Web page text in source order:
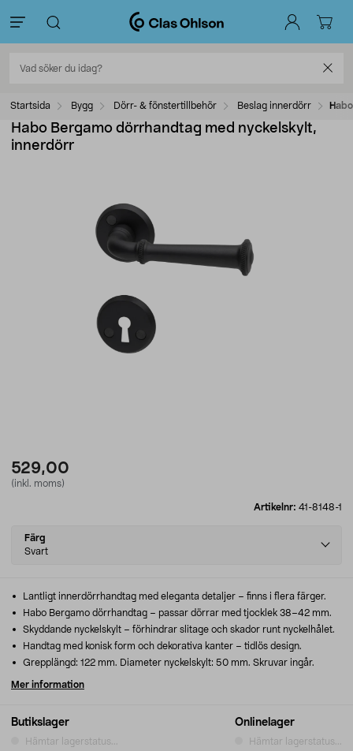
Startsida Bygg Dörr- & fönstertillbehör Beslag innerdörr
Habo Bergamo dörrhandtag med nyckelskylt,
innerdörr
529,00
(inkl. moms)
Artikelnr: 41-8148-1
Select
variant
Färg
Svart
Butikslager
Hämtar lagerstatus...
Onlinelager
Hämtar lagerstatus...
Lantligt innerdörrhandtag med eleganta detaljer – finns i flera färger.
Habo Bergamo dörrhandtag – passar dörrar med tjocklek 38–42 mm.
Skyddande nyckelskylt – förhindrar slitage och skador runt nyckelhålet.
Handtag med konisk form och dekorativa kanter – tidlös design.
Grepplängd: 122 mm. Diameter nyckelskylt: 50 mm. Skruvar ingår.
Mer information